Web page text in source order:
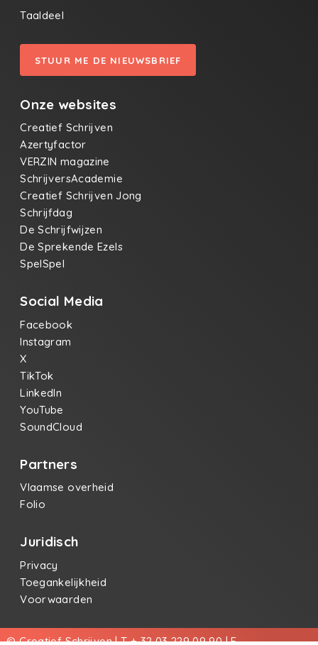
Taaldeel
STUUR ME DE NIEUWSBRIEF
Onze websites
Creatief Schrijven
Azertyfactor
VERZIN magazine
SchrijversAcademie
Creatief Schrijven Jong
Schrijfdag
De Schrijfwijzen
De Sprekende Ezels
SpelSpel
Social Media
Facebook
Instagram
X
TikTok
LinkedIn
YouTube
SoundCloud
Partners
Vlaamse overheid
Folio
Juridisch
Privacy
Toegankelijkheid
Voorwaarden
© Creatief Schrijven | T + 32 03 229 09 90 | E